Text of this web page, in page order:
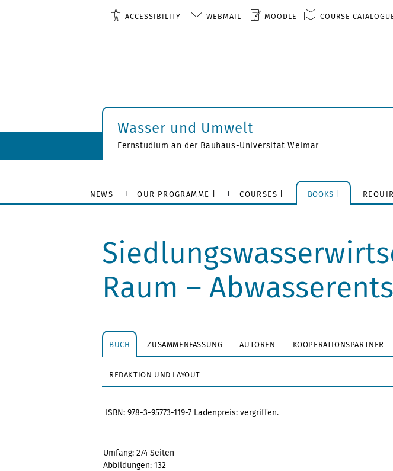
ACCESSIBILITY WEBMAIL MOODLE COURSE
Wasser und Umwelt
Fernstudium an der Bauhaus-Universität Weimar
NEWS OUR PROGRAMME | COURSES | BOOKS |
Raum –
BUCH ZUSAMMENFASSUNG AUTOREN KOOPERATIONSPARTNER
REDAKTION UND LAYOUT
ISBN: 978-3-95773-119-7 Ladenpreis: vergriffen.
Umfang: 274 Seiten
Abbildungen: 132